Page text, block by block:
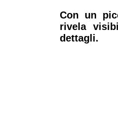
Con un
rivela
dettagli.